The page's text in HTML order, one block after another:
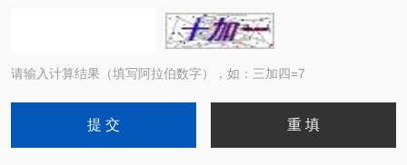
请输入计算结果（填写阿拉伯数字），如：三加四=7